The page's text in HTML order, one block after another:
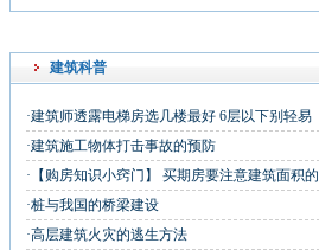
建筑科普
·建筑师透露电梯房选几楼最好 6层以下别轻易
·建筑施工物体打击事故的预防
·【购房知识小窍门】 买期房要注意建筑面积的
·桩与我国的桥梁建设
·高层建筑火灾的逃生方法